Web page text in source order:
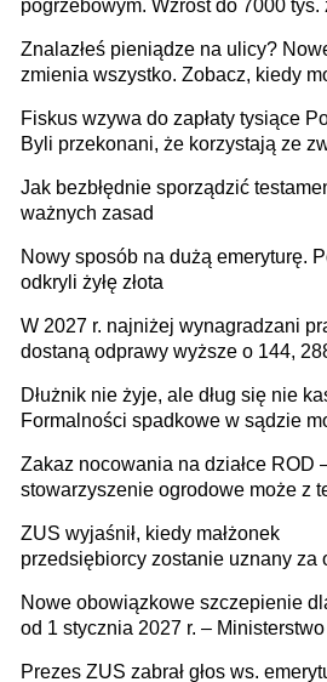
pogrzebowym. Wzrost do 7000 tys.
Znalazłeś pieniądze na ulicy?
zmienia wszystko. Zobacz, kiedy
Fiskus wzywa do zapłaty tysiące
Byli przekonani, że korzystają ze
Jak bezbłędnie sporządzić
ważnych zasad
Nowy sposób na dużą emeryturę.
odkryli żyłę złota
W 2027 r. najniżej wynagradzani
dostaną odprawy wyższe o 144,
Dłużnik nie żyje, ale dług się nie
Formalności spadkowe w sądzie
zmarłego
Zakaz nocowania na działce ROD
stowarzyszenie ogrodowe może z
działki (wypowiedzieć dzierżawę)?
ZUS wyjaśnił, kiedy małżonek
przedsiębiorcy zostanie uznany za
Nowe obowiązkowe szczepienie
od 1 stycznia 2027 r. –
Prezes ZUS zabrał głos ws.